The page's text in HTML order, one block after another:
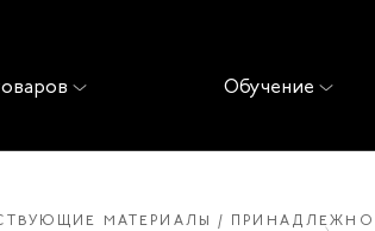
Обучение
МАТЕРИАЛЫ